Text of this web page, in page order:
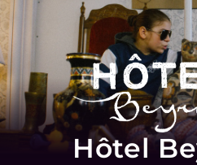
Hôtel